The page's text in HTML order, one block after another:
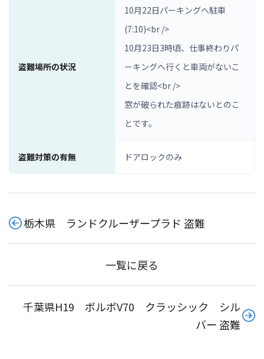
盗難場所の状況
10月22日パーキングへ駐車
(7:10)<br />
10月23日3時頃、仕事終わりパ
ーキングへ行くと車両がないこ
とを確認<br />
窓が破られた痕跡はないとのこ
とです。
盗難対策の有無 ドアロックのみ
栃木県 ランドクルーザープラド 盗難
一覧に戻る
千葉県H19 ボルボV70 クラッシック シル
バー 盗難